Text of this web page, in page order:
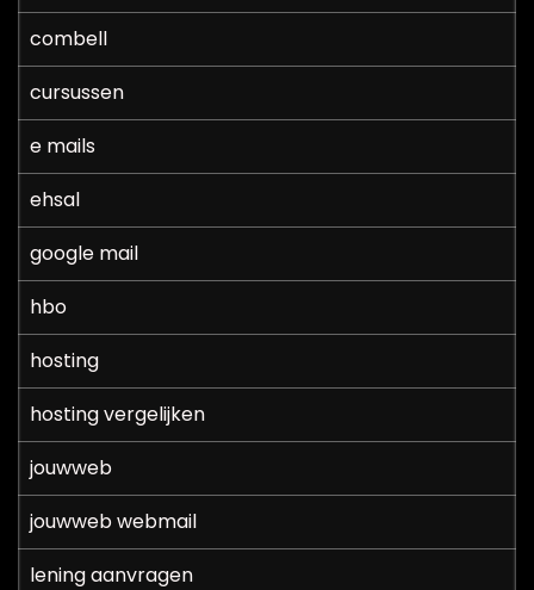
combell
cursussen
e mails
ehsal
google mail
hbo
hosting
hosting vergelijken
jouwweb
jouwweb webmail
lening aanvragen